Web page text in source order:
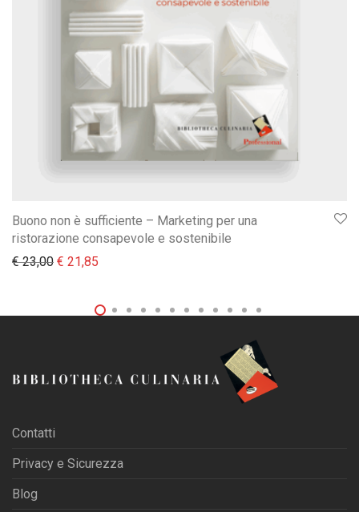
Buono non è sufficiente – Marketing per una
ristorazione consapevole e sostenibile
€23,00 Il prezzo originale era: € 23,00.
€ 21,85
Contatti
Privacy e Sicurezza
Blog